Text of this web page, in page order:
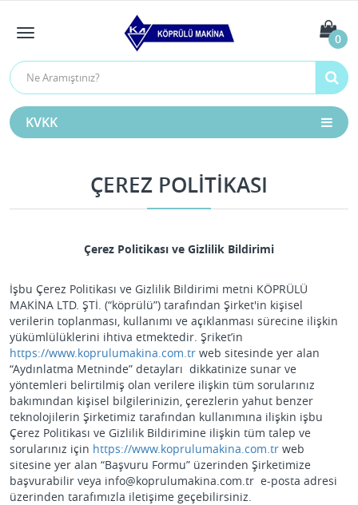
0
KVKK
ÇEREZ POLITIKASI
Çerez Politikası ve Gizlilik Bildirimi
İşbu Çerez Politikası ve Gizlilik Bildirimi metni KÖPRÜLÜ
MAKİNA LTD. ŞTİ. (“köprülü”) tarafından Şirket'in kişisel
verilerin toplanması, kullanımı ve açıklanması sürecine ilişkin
yükümlülüklerini ihtiva etmektedir. Şriket’in
https://www.koprulumakina.com.tr web sitesinde yer alan
“Aydınlatma Metninde” detayları dikkatinize sunar ve
yöntemleri belirtilmiş olan verilere ilişkin tüm sorularınız
bakımından kişisel bilgilerinizin, çerezlerin yahut benzer
teknolojilerin Şirketimiz tarafından kullanımına ilişkin işbu
Çerez Politikası ve Gizlilik Bildirimine ilişkin tüm talep ve
sorularınız için https://www.koprulumakina.com.tr web
sitesine yer alan “Başvuru Formu” üzerinden Şirketimize
başvurabilir veya info@koprulumakina.com.tr e-posta adresi
üzerinden tarafımızla iletişime geçebilirsiniz.